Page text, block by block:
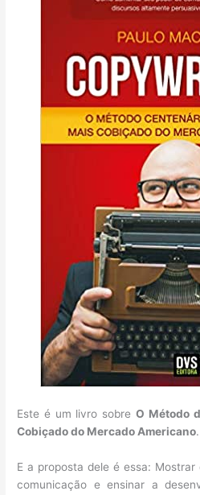
Este é um livro sobre O Método
Cobiçado do Mercado Americano.
E a proposta dele é essa:
comunicação e ensinar a